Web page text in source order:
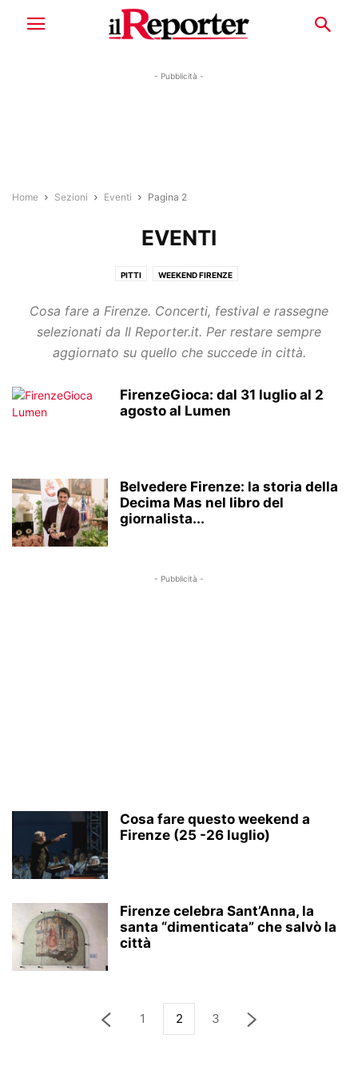
- Pubblicità -
Home Sezioni Eventi Pagina 2
EVENTI
PITTI WEEKEND FIRENZE
Cosa fare a Firenze. Concerti, festival e rassegne
selezionati da Il Reporter.it. Per restare sempre
aggiornato su quello che succede in città.
FirenzeGioca: dal 31 luglio al 2
agosto al Lumen
Belvedere Firenze: la storia della
Decima Mas nel libro del
giornalista...
- Pubblicità -
Cosa fare questo weekend a
Firenze (25 -26 luglio)
Firenze celebra Sant’Anna, la
santa “dimenticata” che salvò la
città
1 2 3